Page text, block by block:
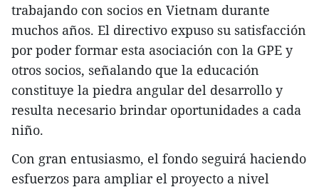
trabajando con socios en Vietnam durante
muchos años. El directivo expuso su satisfacción
por poder formar esta asociación con la GPE y
otros socios, señalando que la educación
constituye la piedra angular del desarrollo y
resulta necesario brindar oportunidades a cada
niño.
Con gran entusiasmo, el fondo seguirá haciendo
esfuerzos para ampliar el proyecto a nivel